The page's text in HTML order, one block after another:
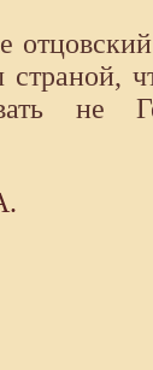
страной,
не